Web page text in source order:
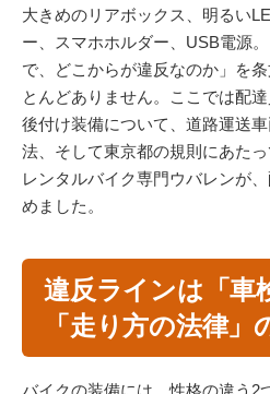
大きめのリアボックス、明るい
ー、スマホホルダー、USB電源
で、どこからが違反なのか」を
とんどありません。ここでは配
後付け装備について、道路運送
法、そして東京都の規則にあた
レンタルバイク専門ウバレンが
めました。
違反ラインは「車
「走り方の法律」